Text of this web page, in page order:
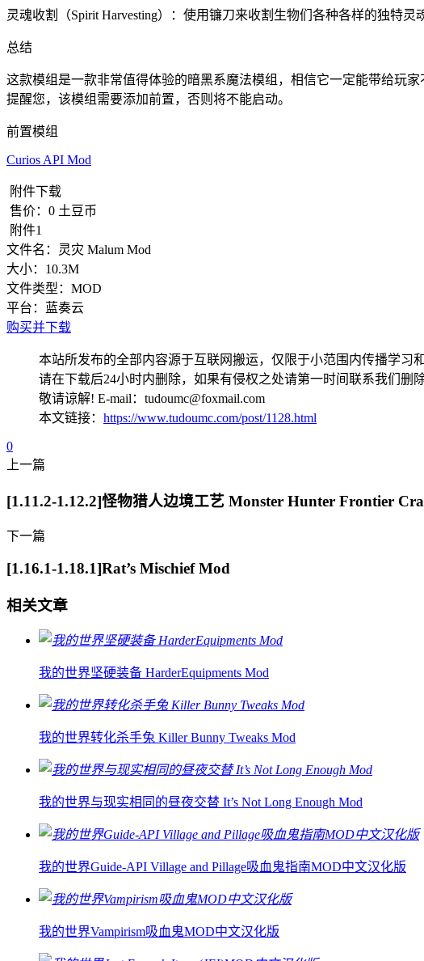
灵魂收割（Spirit Harvesting）：使用镰刀来收割生物们各种各样的独特
总结
这款模组是一款非常值得体验的暗黑系魔法模组，相信它一定能带给玩
提醒您，该模组需要添加前置，否则将不能启动。
前置模组
Curios API Mod
附件下载
售价： 0 土豆币
附件1
文件名： 灵灾 Malum Mod
大小： 10.3M
文件类型： MOD
平台：
蓝奏云
购买并下载
本站所发布的全部内容源于互联网搬运，仅限于小范围内传播学习
请在下载后24小时内删除，如果有侵权之处请第一时间联系我们删除
敬请谅解! E-mail：tudoumc@foxmail.com
本文链接： https://www.tudoumc.com/post/1128.html
0
上一篇
[1.11.2-1.12.2]怪物猎人边境工艺 Monster Hunter Frontier
下一篇
[1.16.1-1.18.1]Rat’s Mischief Mod
相关文章
我的世界坚硬装备 HarderEquipments Mod
我的世界转化杀手兔 Killer Bunny Tweaks Mod
我的世界与现实相同的昼夜交替 It’s Not Long Enough Mod
我的世界Guide-API Village and Pillage吸血鬼指南MOD中文汉化版
我的世界Vampirism吸血鬼MOD中文汉化版